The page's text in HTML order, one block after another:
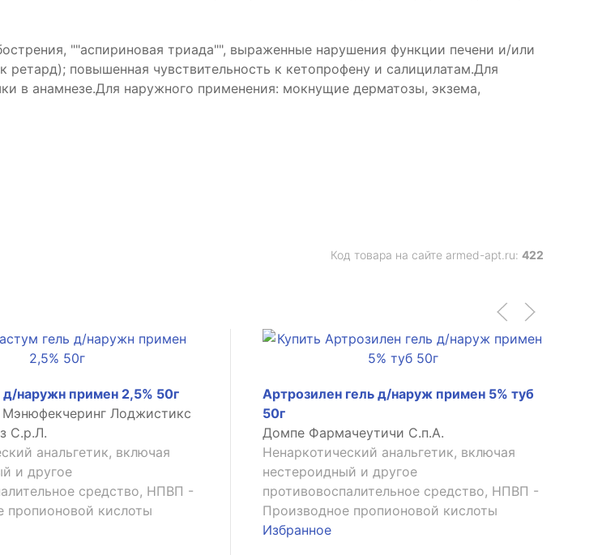
""аспириновая триада"", выраженные нарушения функции печени и/или
ретард); повышенная чувствительность к кетопрофену и салицилатам.Для
в анамнезе.Для наружного применения: мокнущие дерматозы, экзема,
Код товара на сайте armed-apt.ru: 422
наружн примен 2,5% 50г
Лоджистикс
С.р.Л.
анальгетик, включая
и другое
средство, НПВП -
пропионовой кислоты
Артрозилен гель д/наруж примен 5% туб
50г
Домпе Фармачеутичи С.п.А.
Ненаркотический анальгетик, включая
нестероидный и другое
противовоспалительное средство, НПВП -
Производное пропионовой кислоты
Избранное